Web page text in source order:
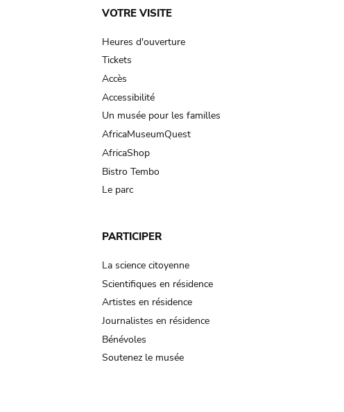
Main
navigation
VOTRE VISITE
Heures d'ouverture
Tickets
Accès
Accessibilité
Un musée pour les familles
AfricaMuseumQuest
AfricaShop
Bistro Tembo
Le parc
PARTICIPER
La science citoyenne
Scientifiques en résidence
Artistes en résidence
Journalistes en résidence
Bénévoles
Soutenez le musée